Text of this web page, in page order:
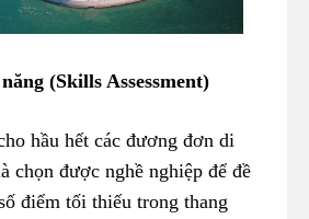
(Skills Assessment)
hầu hết các đương đơn di
chọn được nghề nghiệp để đề
điểm tối thiếu trong thang